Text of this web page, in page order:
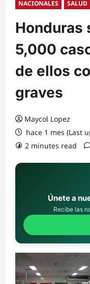
NACIONALES SALUD
Honduras
5,000
de ellos
graves
Maycol Lopez
hace 1 mes (Last
2 minutes read
Únete a
Recibe las